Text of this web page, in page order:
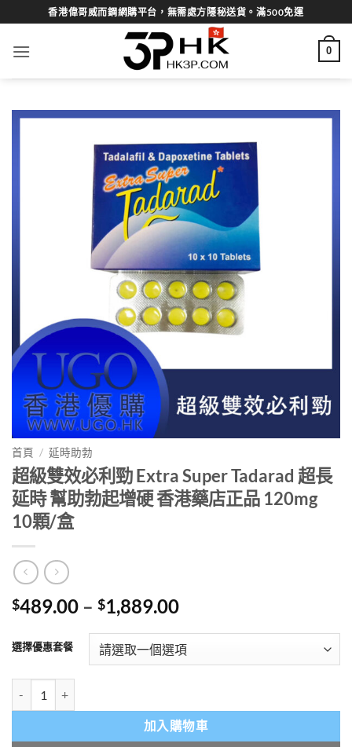
to
content
香港偉哥威而鋼網購平台，無需處方隱秘送貨。滿500免運
0
首頁 / 延時助勃
超級雙效必利勁 Extra Super Tadarad 超長
延時 幫助勃起增硬 香港藥店正品 120mg
10顆/盒
$489.00 – $1,889.00Price
$489.00
through
選擇優惠套餐
加入購物車